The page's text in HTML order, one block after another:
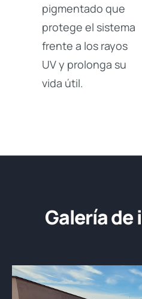
pigmentado que
protege el sistema
frente a los rayos
UV y prolonga su
vida útil.
Galería de